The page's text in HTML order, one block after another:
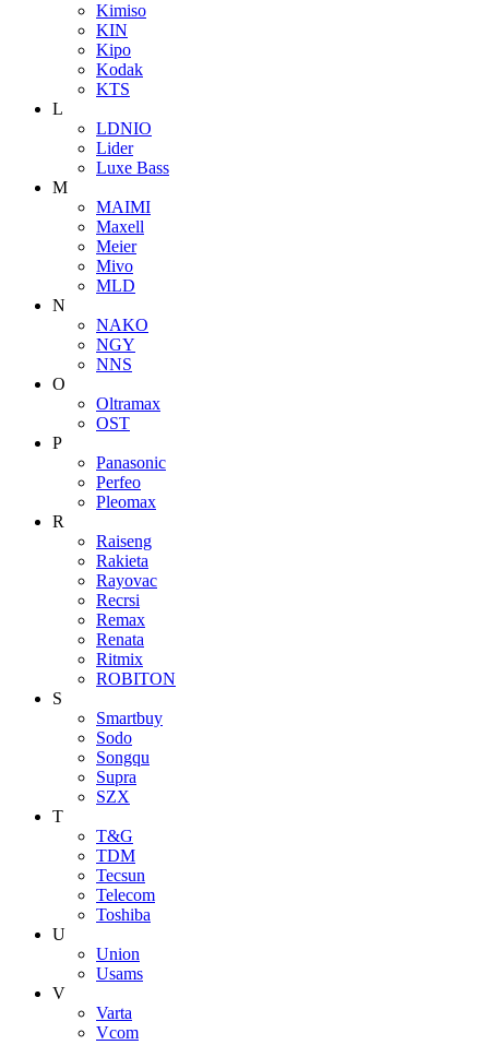
Kimiso
KIN
Kipo
Kodak
KTS
L
LDNIO
Lider
Luxe Bass
M
MAIMI
Maxell
Meier
Mivo
MLD
N
NAKO
NGY
NNS
O
Oltramax
OST
P
Panasonic
Perfeo
Pleomax
R
Raiseng
Rakieta
Rayovac
Recrsi
Remax
Renata
Ritmix
ROBITON
S
Smartbuy
Sodo
Songqu
Supra
SZX
T
T&G
TDM
Tecsun
Telecom
Toshiba
U
Union
Usams
V
Varta
Vcom